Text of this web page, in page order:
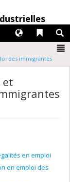
Liens
Langues
des immigrantes
et
en emploi
en emploi des